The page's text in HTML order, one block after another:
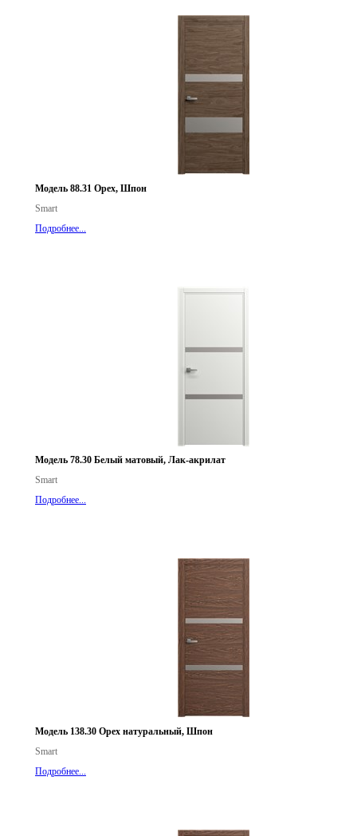
Модель 88.31 Орех, Шпон
Smart
Подробнее...
Модель 78.30 Белый матовый, Лак-акрилат
Smart
Подробнее...
Модель 138.30 Орех натуральный, Шпон
Smart
Подробнее...